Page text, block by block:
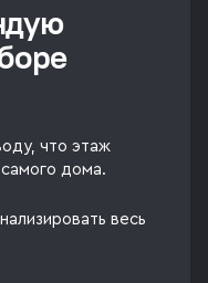
что этаж
дома.
весь